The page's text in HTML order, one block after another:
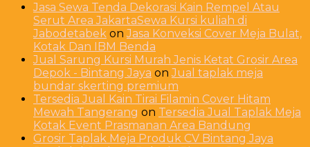
Jasa Sewa Tenda Dekorasi Kain Rempel Atau
Serut Area JakartaSewa Kursi kuliah di
Jabodetabek onJasa Konveksi Cover Meja Bulat,
Kotak Dan IBM Benda
Jual Sarung Kursi Murah Jenis Ketat Grosir Area
Depok - Bintang Jaya onJual taplak meja
bundar skerting premium
Tersedia Jual Kain Tirai Filamin Cover Hitam
Mewah Tangerang on Tersedia Jual Taplak Meja
Kotak Event Prasmanan Area Bandung
Grosir Taplak Meja Produk CV Bintang Jaya